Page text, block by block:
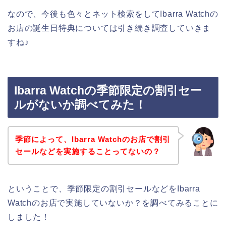
なので、今後も色々とネット検索をしてIbarra Watchの
お店の誕生日特典については引き続き調査していきま
すね♪
Ibarra Watchの季節限定の割引セー
ルがないか調べてみた！
季節によって、Ibarra Watchのお店で割引
セールなどを実施することってないの？
ということで、季節限定の割引セールなどをIbarra
Watchのお店で実施していないか？を調べてみることに
しました！